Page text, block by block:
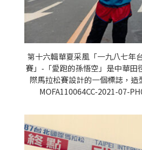
第十六輯華夏采風「一九八七年
賽」-「愛跑的孫悟空」是中華田
際馬拉松賽設計的一個標誌，造
MOFA110064CC-2021-07-